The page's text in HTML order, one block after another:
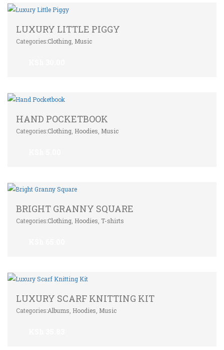
LUXURY LITTLE PIGGY
Categories:Clothing Music
HAND POCKETBOOK
Categories:Clothing Hoodies Music
BRIGHT GRANNY SQUARE
Categories:Clothing Hoodies T-shirts
LUXURY SCARF KNITTING KIT
Categories:Albums Hoodies Music